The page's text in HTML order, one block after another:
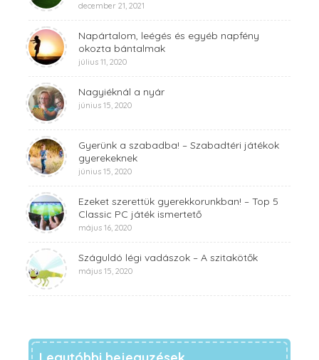
december 21, 2021
Napártalom, leégés és egyéb napfény
okozta bántalmak
július 11, 2020
Nagyiéknál a nyár
június 15, 2020
Gyerünk a szabadba! – Szabadtéri játékok
gyerekeknek
június 15, 2020
Ezeket szerettük gyerekkorunkban! – Top 5
Classic PC játék ismertető
május 16, 2020
Száguldó légi vadászok – A szitakötők
május 15, 2020